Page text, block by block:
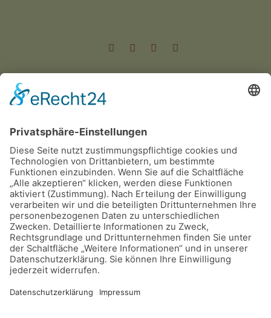
Dateien
Einladung Zuechtertag
Einladung Zuechtertag831
Deutschland e.V.